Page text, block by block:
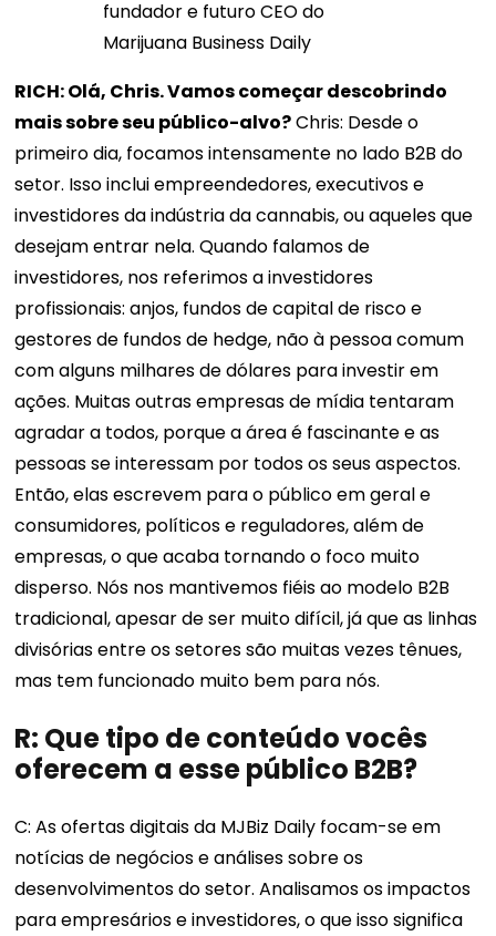
fundador e futuro CEO do
Marijuana Business Daily
RICH: Olá, Chris. Vamos começar descobrindo
mais sobre seu público-alvo?Chris: Desde o
primeiro dia, focamos intensamente no lado B2B do
setor. Isso inclui empreendedores, executivos e
investidores da indústria da cannabis, ou aqueles que
desejam entrar nela. Quando falamos de
investidores, nos referimos a investidores
profissionais: anjos, fundos de capital de risco e
gestores de fundos de hedge, não à pessoa comum
com alguns milhares de dólares para investir em
ações. Muitas outras empresas de mídia tentaram
agradar a todos, porque a área é fascinante e as
pessoas se interessam por todos os seus aspectos.
Então, elas escrevem para o público em geral e
consumidores, políticos e reguladores, além de
empresas, o que acaba tornando o foco muito
disperso. Nós nos mantivemos fiéis ao modelo B2B
tradicional, apesar de ser muito difícil, já que as linhas
divisórias entre os setores são muitas vezes tênues,
mas tem funcionado muito bem para nós.
R: Que tipo de conteúdo vocês
oferecem a esse público B2B?
C: As ofertas digitais da MJBiz Daily focam-se em
notícias de negócios e análises sobre os
desenvolvimentos do setor. Analisamos os impactos
para empresários e investidores, o que isso significa